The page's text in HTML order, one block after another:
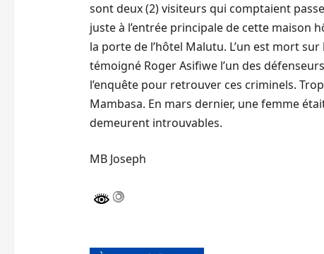
sont deux (2) visiteurs qui comptaient
juste à l’entrée principale de cette maison
la porte de l’hôtel Malutu. L’un est mort
témoigné Roger Asifiwe l’un des
l’enquête pour retrouver ces criminels.
Mambasa. En mars dernier, une femme
demeurent introuvables.
MB Joseph